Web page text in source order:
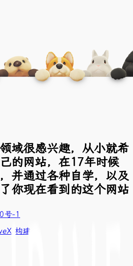
域很感兴趣，从小就希
的网站，在17年时候
并通过各种自学，以及
你现在看到的这个网站
号-1
构建